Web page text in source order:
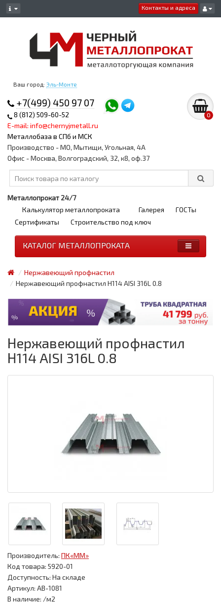
Контакты и адреса
Ваш город: Эль-Монте
+7(499) 450 97 07
8 (812) 509-60-52
E-mail: info@chernyjmetall.ru
Металлобаза в СПб и МСК
0
Производство - МО, Мытищи, Угольная, 4А
Офис - Москва, Волгоградский, 32, к8, оф.37
Металлопрокат 24/7
Калькулятор металлопроката
Галерея
ГОСТы
Сертификаты
Строительство под ключ
КАТАЛОГ МЕТАЛЛОПРОКАТА
Нержавеющий профнастил
Нержавеющий профнастил Н114 AISI 316L 0.8
Нержавеющий профнастил
Н114 AISI 316L 0.8
Производитель: ПК«ММ»
Код товара: 5920-01
Доступность: На складе
Артикул: АВ-1081
В наличие: /м2